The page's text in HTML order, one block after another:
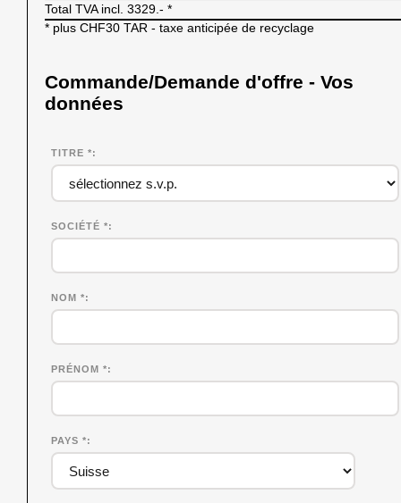
Total TVA incl.3329.- *
* plus CHF30 TAR - taxe anticipée de recyclage
Commande/Demande d'offre - Vos
données
TITRE *
SOCIÉTÉ*
NOM*
PRÉNOM*
PAYS *